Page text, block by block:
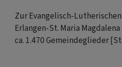
Zur Evangelisch-
Erlangen-St. Maria
ca. 1.470 Gemeindeglieder